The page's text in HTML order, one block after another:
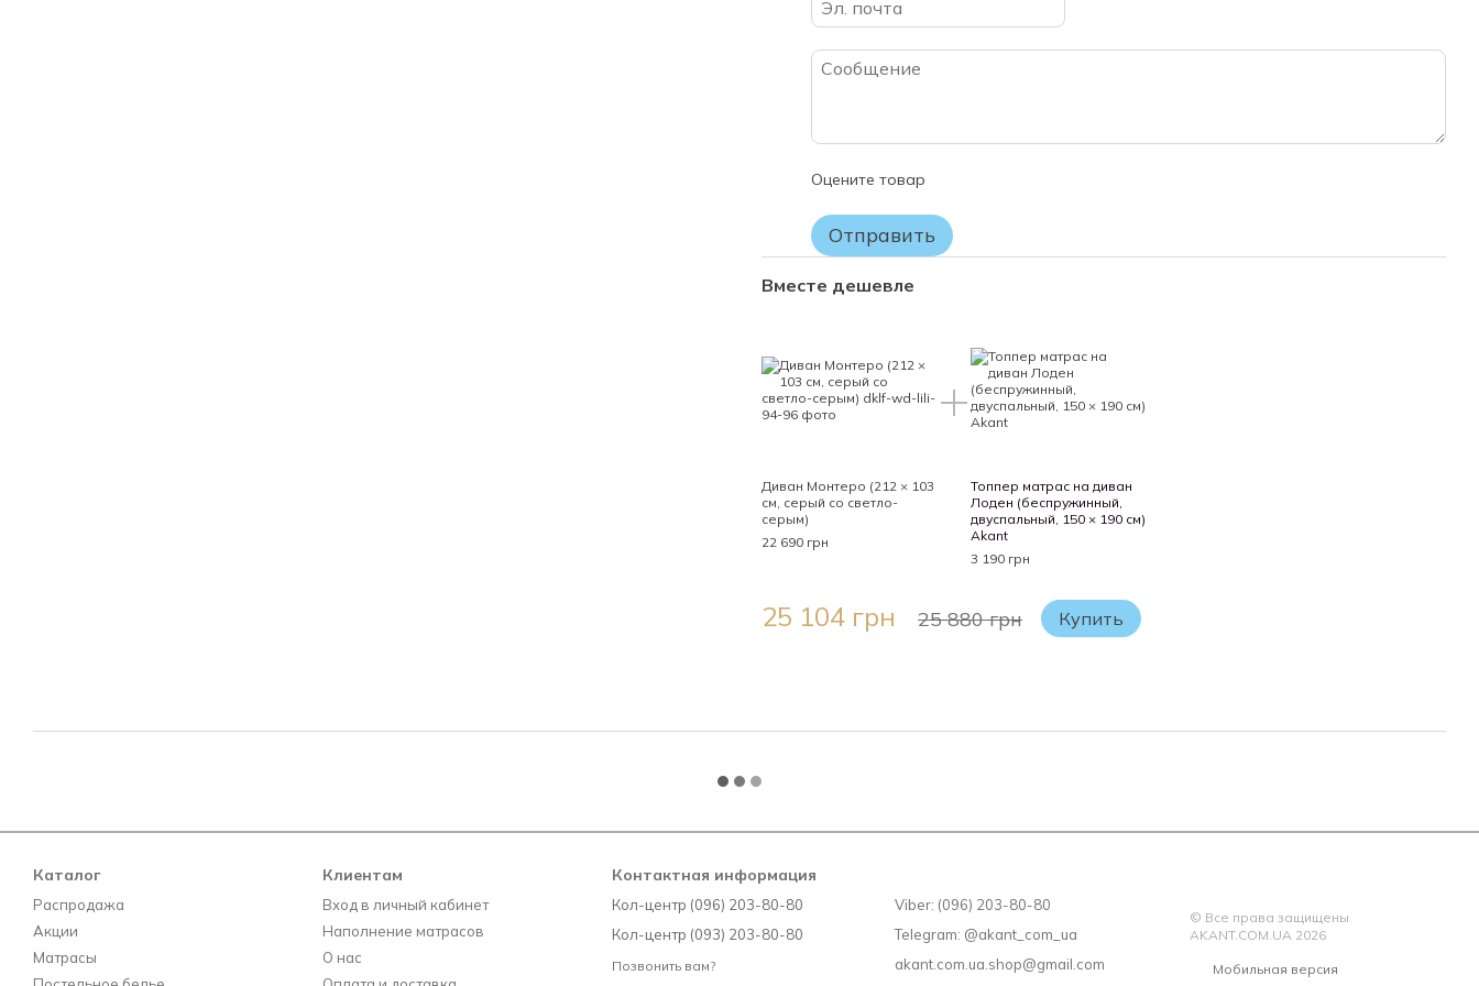
периода.
момента продажи. Мы обязуемся возместить любые дефекты, возникшие вследствие
ВНИМАНИЕ!
Вашему заказу.
Если Вы не уверены в выборе матраса – не распаковывайте его, поскольку после снятия
заводской упаковки матрас считается таким, какой был в использовании и ВОЗВРАТУ
Оцените товар
Отправить
Вместе дешевле
Диван Монтеро (212 × 103
см, серый со светло-
серым)
22 690 грн
Топпер матрас на диван
Лоден (беспружинный,
двуспальный, 150 × 190 см)
Akant
3 190 грн
25 104 грн 25 880 грн Купить
Каталог
Распродажа
Акции
Матрасы
Клиентам
Вход в личный кабинет
Наполнение матрасов
О нас
Контактная информация
Кол-центр (096) 203-80-80
Кол-центр (093) 203-80-80
Позвонить вам?
Viber: (096) 203-80-80
Telegram: @akant_com_ua
akant.com.ua.shop@gmail.com
© Все права защищены
AKANT.COM.UA 2026
Мобильная версия